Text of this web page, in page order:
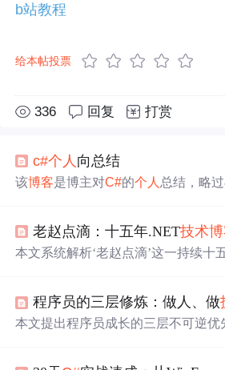
b站教程
给本帖投票
336 回复 打赏
c#个人 向总结
该博客是博主对C#的个人 总结，略
进阶的泛型、委托、反射、特性等内
考。
老赵点滴：十五年.NET技术
本文系统解析‘老赵点滴’这一持续十
认知分层框架、对C#委托/事件/异步
源、技术写作的‘五不原则’及静态博
程序员的三层修炼：做人、做
本文提出程序员成长的三层不可逆优